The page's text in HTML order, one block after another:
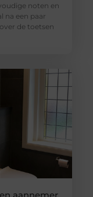
noten en
na een paar
de toetsen